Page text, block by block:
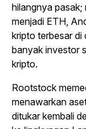
hilangnya pasak;
menjadi ETH,
kripto terbesar di
banyak investor
kripto.
Rootstock
menawarkan
ditukar kembali